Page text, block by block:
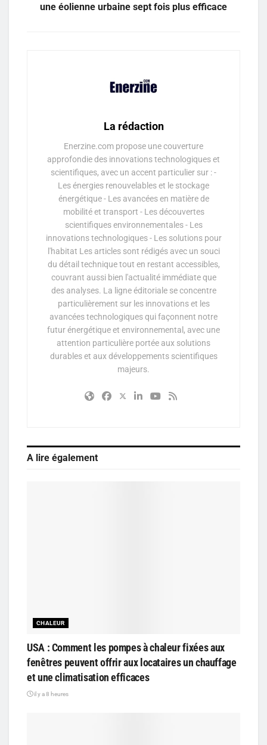
une éolienne urbaine sept fois plus efficace
La rédaction
Enerzine.com propose une couverture
approfondie des innovations technologiques et
scientifiques, avec un accent particulier sur : -
Les énergies renouvelables et le stockage
énergétique - Les avancées en matière de
mobilité et transport - Les découvertes
scientifiques environnementales - Les
innovations technologiques - Les solutions pour
l'habitat Les articles sont rédigés avec un souci
du détail technique tout en restant accessibles,
couvrant aussi bien l'actualité immédiate que
des analyses. La ligne éditoriale se concentre
particulièrement sur les innovations et les
avancées technologiques qui façonnent notre
futur énergétique et environnemental, avec une
attention particulière portée aux solutions
durables et aux développements scientifiques
majeurs.
A lire également
CHALEUR
USA : Comment les pompes à chaleur fixées aux
fenêtres peuvent offrir aux locataires un chauffage
et une climatisation efficaces
il y a 8 heures